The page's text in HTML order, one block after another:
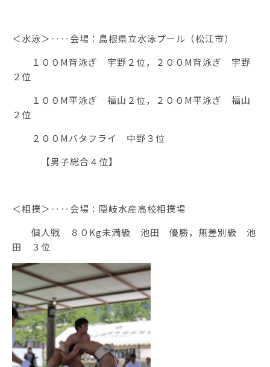
＜水泳＞‥‥会場：島根県立水泳プール（松江市）
１００M背泳ぎ 宇野２位，２００M背泳ぎ 宇野
２位
１００M平泳ぎ 福山２位，２００M平泳ぎ 福山
２位
２００Mバタフライ 中野３位
【男子総合４位】
＜相撲＞‥‥会場：隠岐水産高校相撲場
個人戦 ８０Kg未満級 池田 優勝，無差別級 池
田 ３位